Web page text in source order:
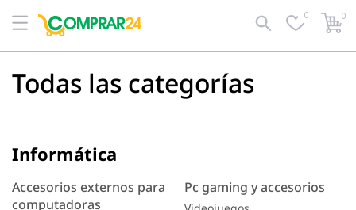
0 0
Todas las categorías
Informática
Accesorios externos para
computadoras
Pc gaming y accesorios